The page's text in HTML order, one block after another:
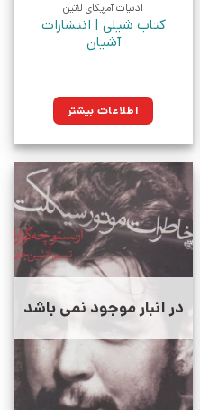
ادبیات آمریکای لاتین
کتاب شیلی | انتشارات
آشیان
اطلاعات بیشتر
در انبار موجود نمی باشد